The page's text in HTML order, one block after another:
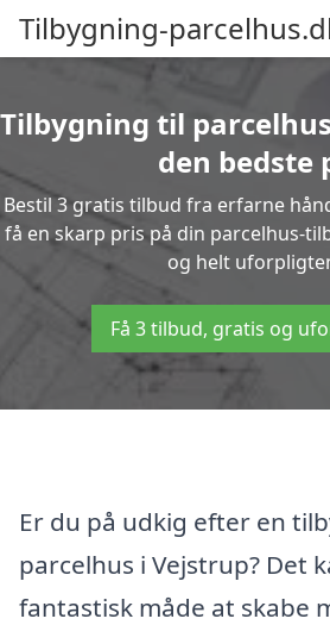
Tilbygning-
Tilbygning til
den bedste
Bestil 3 gratis tilbud fra erfarne
få en skarp pris på din parcelhus-
og helt
Få 3 tilbud, gratis og
Er du på udkig efter en
parcelhus i Vejstrup? Det
fantastisk måde at skabe